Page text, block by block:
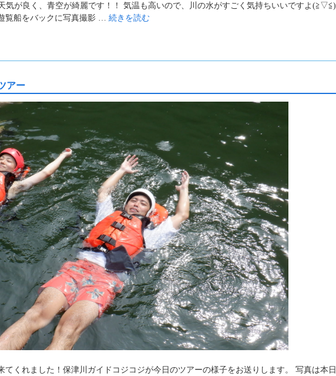
気が良く、青空が綺麗です！！ 気温も高いので、川の水がすごく気持ちいいですよ(≧▽≦)
覧船をバックに写真撮影 … 続きを読む
アー
てくれました！保津川ガイドコジコジが今日のツアーの様子をお送りします。 写真は本日